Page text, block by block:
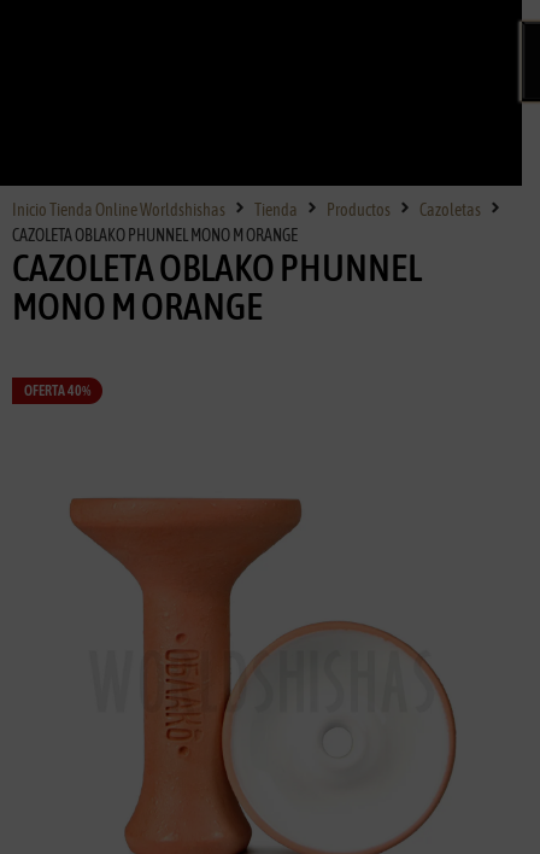
Inicio Tienda Online Worldshishas Tienda Productos
Cazoletas
CAZOLETA OBLAKO PHUNNEL MONO M ORANGE
CAZOLETA OBLAKO PHUNNEL
MONO M ORANGE
OFERTA 40%